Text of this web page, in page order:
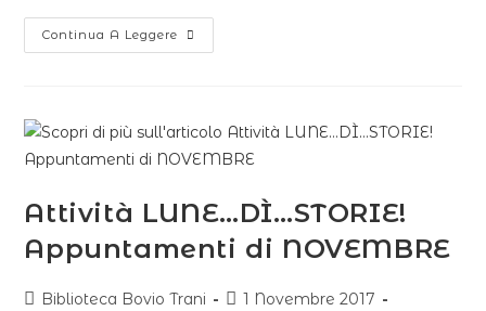
Continua A Leggere
Attività LUNE…DÌ…STORIE!
Appuntamenti di NOVEMBRE
Biblioteca Bovio Trani
1 Novembre 2017